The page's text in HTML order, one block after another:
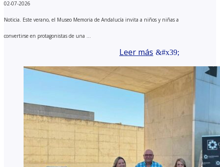
02-07-2026
Noticia. Este verano, el Museo Memoria de Andalucía invita a niños y niñas a
convertirse en protagonistas de una ...
Leer más